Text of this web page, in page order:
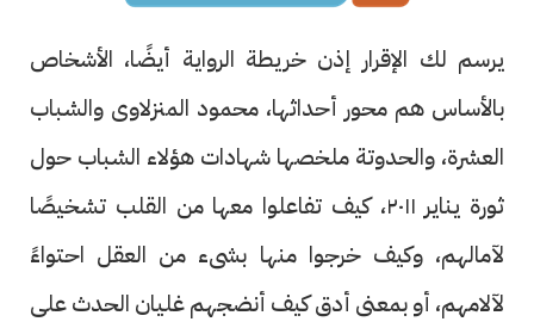
يرسم لك الإقرار إذن خريطة الرواية أيضًا، الأشخاص
بالأساس هم محور أحداثها، محمود المنزلاوى والشباب
العشرة، والحدوتة ملخصها شهادات هؤلاء الشباب حول
ثورة يناير ٢٠١١، كيف تفاعلوا معها من القلب تشخيصًا
لآمالهم، وكيف خرجوا منها بشىء من العقل احتواءً
لآلامهم، أو بمعنى أدق كيف أنضجهم غليان الحدث على